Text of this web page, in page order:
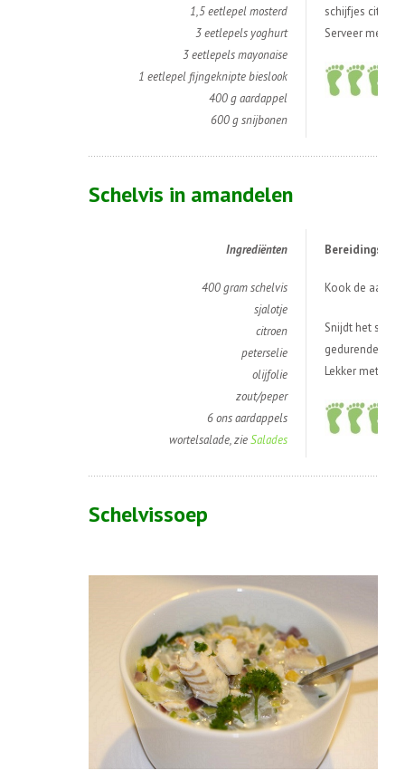
1,5 eetlepel mosterd
3 eetlepels yoghurt
3 eetlepels mayonaise
1 eetlepel fijngeknipte bieslook
400 g aardappel
600 g snijbonen
schijfjes
Serveer met
Schelvis in amandelen
Ingrediënten
400 gram schelvis
sjalotje
citroen
peterselie
olijfolie
zout/peper
6 ons aardappels
wortelsalade, zieSalades
Kook de
Snijdt het
gedurende 8
Lekker met
Schelvissoep